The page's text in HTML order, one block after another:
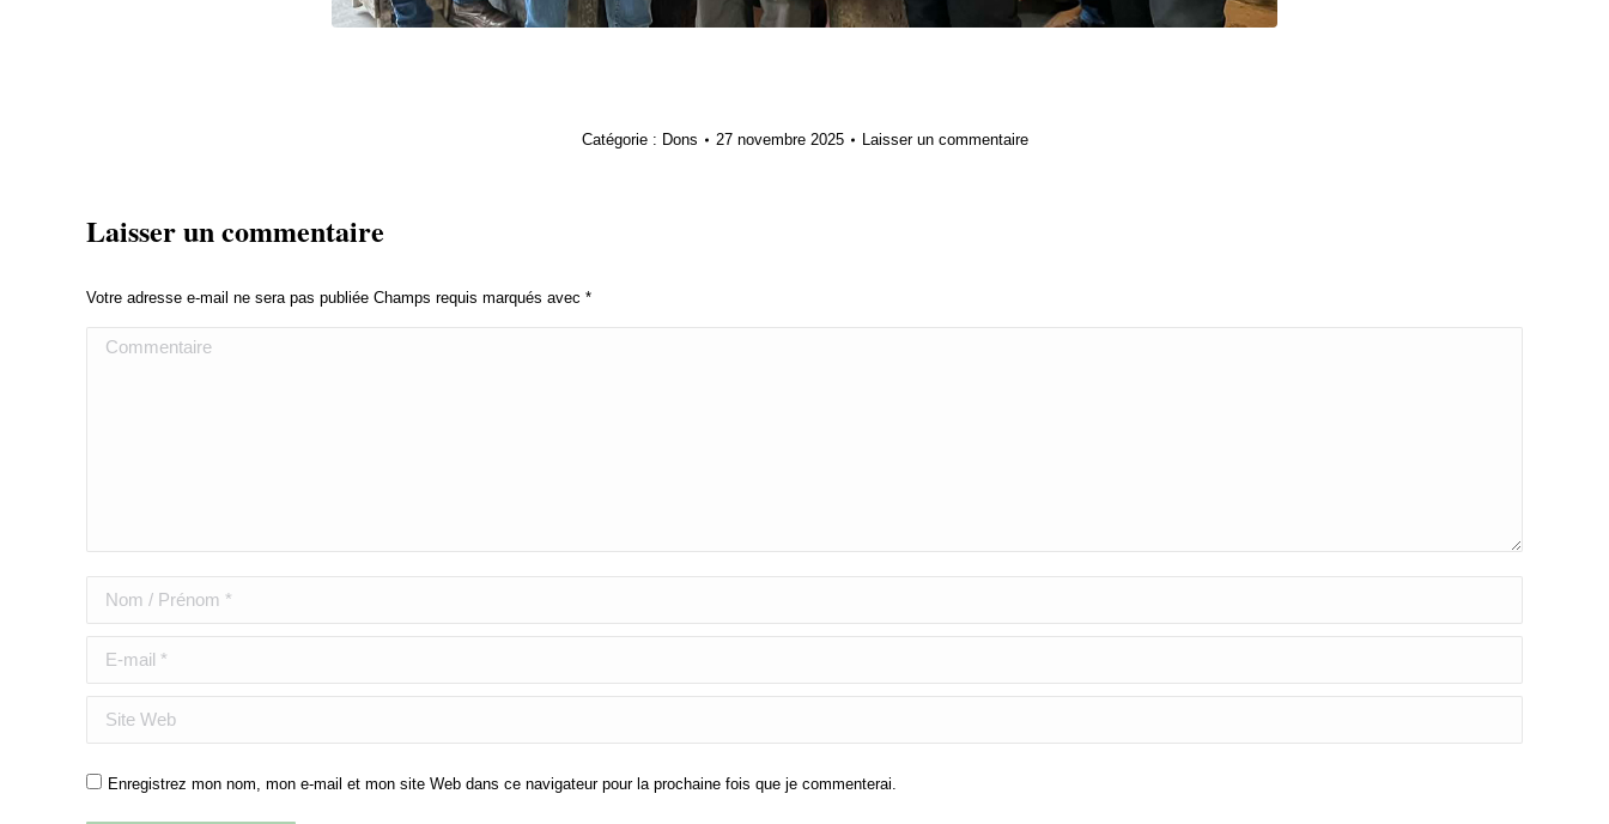
Catégorie : Dons 27 novembre 2025 Laisser un commentaire
Laisser un commentaire
Votre adresse e-mail ne sera pas publiée Champs requis marqués avec *
Commentaire
Nom / Prénom *
E-mail *
Site Web
Enregistrez mon nom, mon e-mail et mon site Web dans ce navigateur pour la prochaine fois que je commenterai.